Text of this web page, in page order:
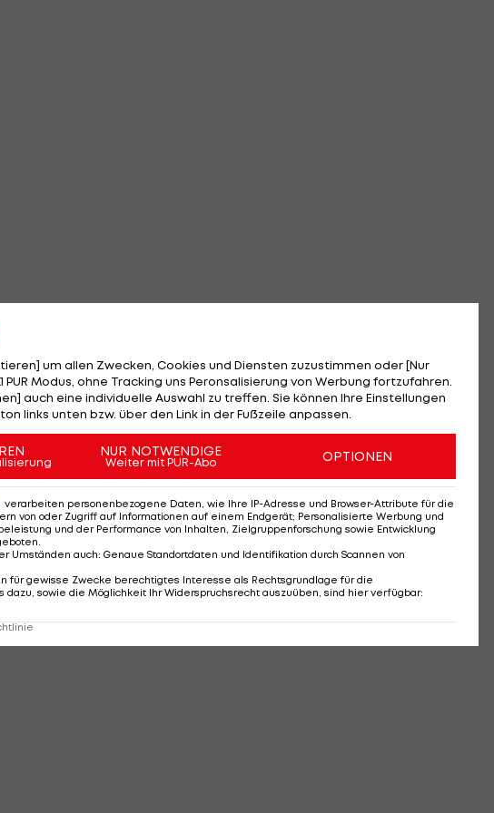
um allen Zwecken, Cookies und Diensten zuzustimmen oder [Nur
PUR Modus, ohne Tracking uns Peronsalisierung von Werbung fortzufahren.
auch eine individuelle Auswahl zu treffen. Sie können Ihre Einstellungen
links unten bzw. über den Link in der Fußzeile anpassen.
NUR NOTWENDIGE
Weiter mit PUR-Abo OPTIONEN
verarbeiten personenbezogene Daten, wie Ihre IP-Adresse und Browser-Attribute für die
von oder Zugriff auf Informationen auf einem Endgerät; Personalisierte Werbung und
und der Performance von Inhalten, Zielgruppenforschung sowie Entwicklung
Umständen auch: Genaue Standortdaten und Identifikation durch Scannen von
für gewisse Zwecke berechtigtes Interesse als Rechtsgrundlage für die
dazu, sowie die Möglichkeit Ihr Widerspruchsrecht auszuüben, sind hier verfügbar: